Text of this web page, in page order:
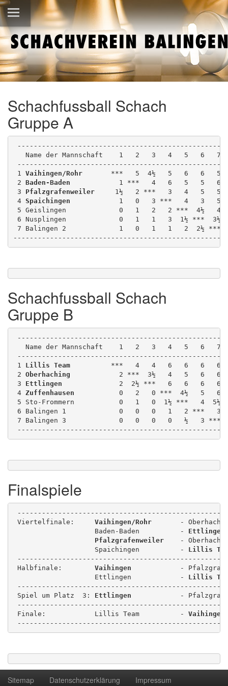
Schachfussball Schach
Gruppe A
Name der Mannschaft    1   2   3   4   5   6   7
1 Vaihingen/Rohr
***   5  4½   5   6   6   5
2 Baden-Baden
1 ***   4   6   5   5   6
3 Pfalzgrafenweiler
1½   2 ***   3   4   5   5
4 Spaichingen
1   0   3 ***   4   3   5
5 Geislingen             0   1   2   2 ***  4½   4
6 Nusplingen             0   1   1   3  1½ ***  3½
7 Balingen 2             1   0   1   1   2  2½ ***
Schachfussball Schach
Gruppe B
Name der Mannschaft    1   2   3   4   5   6   7
1 Lillis Team
***   4   4   6   6   6   6
2 Oberhaching
2 ***  3½   4   5   6   6
3 Ettlingen
2  2½ ***   6   6   6   6
4 Zuffenhausen
0   2   0 ***  4½   5   6
5 Sto-Frommern           0   1   0  1½ ***   4
6 Balingen 1             0   0   0   1   2 ***
7 Balingen 3             0   0   0   0   ½   3 ***
Finalspiele
Viertelfinale: Vaihingen/Rohr
-
                    Baden-Baden          -
Ettlingen
Pfalzgrafenweiler
-
                    Spaichingen          -
Lillis
Halbfinale: Vaihingen
-
                    Ettlingen            -
Lillis
Spiel um Platz  3: Ettlingen
-
Finale:            Lillis Team          - Vaihingen
Sitemap Datenschutzerklärung Impressum